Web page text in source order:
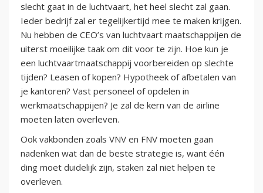
slecht gaat in de luchtvaart, het heel slecht zal gaan.
Ieder bedrijf zal er tegelijkertijd mee te maken krijgen.
Nu hebben de CEO’s van luchtvaart maatschappijen de
uiterst moeilijke taak om dit voor te zijn. Hoe kun je
een luchtvaartmaatschappij voorbereiden op slechte
tijden? Leasen of kopen? Hypotheek of afbetalen van
je kantoren? Vast personeel of opdelen in
werkmaatschappijen? Je zal de kern van de airline
moeten laten overleven.
Ook vakbonden zoals VNV en FNV moeten gaan
nadenken wat dan de beste strategie is, want één
ding moet duidelijk zijn, staken zal niet helpen te
overleven.